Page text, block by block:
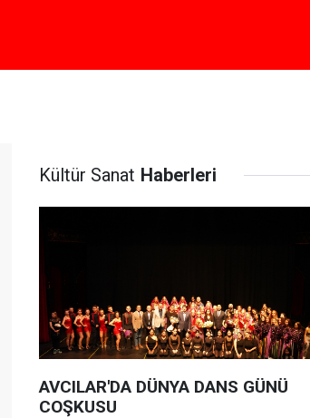
Kültür Sanat Haberleri
AVCILAR'DA DÜNYA DANS GÜNÜ
COŞKUSU